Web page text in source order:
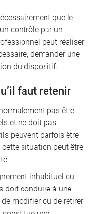
que le
contrôle par un
peut réaliser
demander une
du dispositif.
faut retenir
pas être
et ne doit pas
peuvent parfois être
situation peut être
inhabituel ou
doit conduire à une
modifier ou de retirer